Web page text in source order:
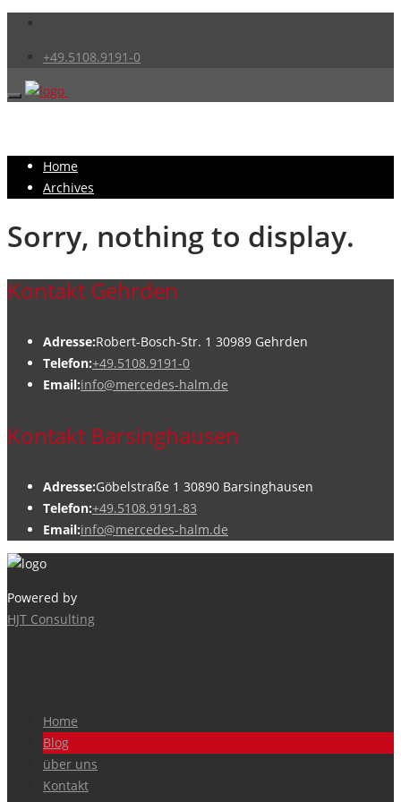
+49.5108.9191-0
Home
Archives
Sorry, nothing to display.
Kontakt Gehrden
Adresse:Robert-Bosch-Str. 1 30989 Gehrden
Telefon:+49.5108.9191-0
Email:info@mercedes-halm.de
Kontakt Barsinghausen
Adresse:Göbelstraße 1 30890 Barsinghausen
Telefon:+49.5108.9191-83
Email:info@mercedes-halm.de
Powered by
HJT Consulting
Home
Blog
über uns
Kontakt